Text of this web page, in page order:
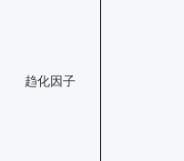
趋化因子